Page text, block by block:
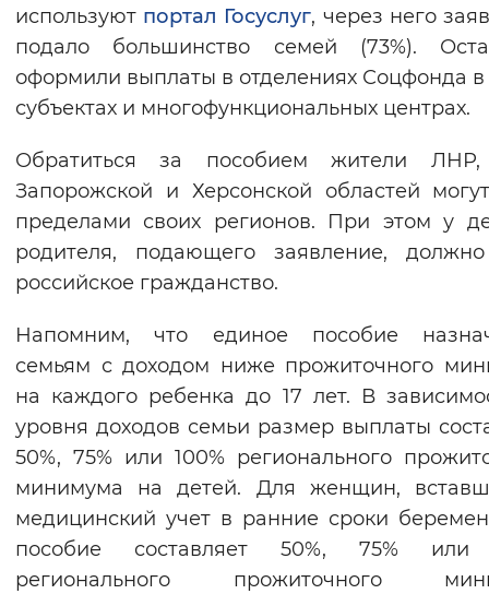
Включены Выключены
Звуковой ассистент
Вернуть стандартные настройки
используют портал Госуслуг, через него
подало большинство семей (73%).
оформили выплаты в отделениях Соцфонда
субъектах и многофункциональных центрах.
Обратиться за пособием жители
Запорожской и Херсонской областей
пределами своих регионов. При этом у
родителя, подающего заявление,
российское гражданство.
Напомним, что единое пособие
семьям с доходом ниже прожиточного
на каждого ребенка до 17 лет. В
уровня доходов семьи размер выплаты
50%, 75% или 100% регионального
минимума на детей. Для женщин,
медицинский учет в ранние сроки
пособие составляет 50%, 75% или
регионального прожиточного